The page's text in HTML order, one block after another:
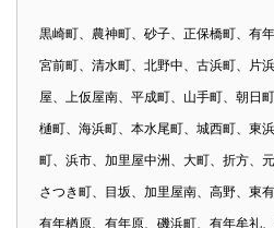
黒崎町、農神町、砂子、正保橋町、有
宮前町、清水町、北野中、古浜町、片
屋、上仮屋南、平成町、山手町、朝日
樋町、海浜町、本水尾町、城西町、東
町、浜市、加里屋中洲、大町、折方、
さつき町、目坂、加里屋南、高野、東
有年楢原、有年原、磯浜町、有年牟礼